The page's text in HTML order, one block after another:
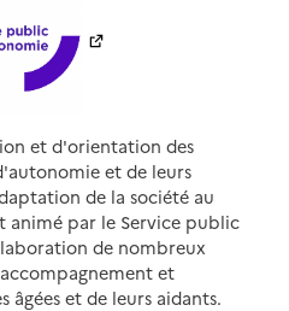
et d'orientation des
et de leurs
de la société au
animé par le Service public
de nombreux
et
et de leurs aidants.